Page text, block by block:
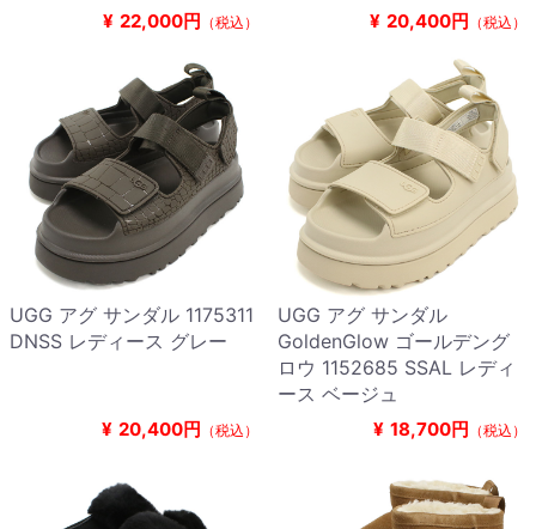
¥ 22,000円 （税込） ¥ 20,400円 （税込）
UGG アグ サンダル 1175311
DNSS レディース グレー
¥ 20,400円 （税込）
UGG アグ サンダル
GoldenGlow ゴールデング
ロウ 1152685 SSAL レディ
ース ベージュ
¥ 18,700円 （税込）